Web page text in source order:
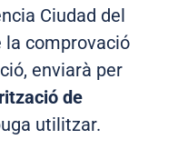
Ciudad del
la comprovació
enviarà per
de
utilitzar.